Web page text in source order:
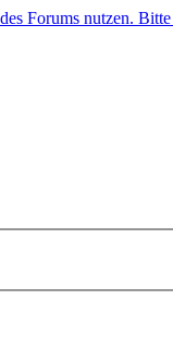
Forums nutzen.